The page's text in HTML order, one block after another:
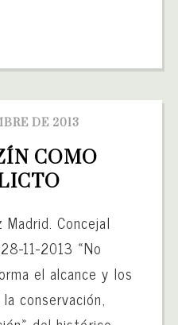
DE 2013
COMO
Concejal
11-2013 «No
el alcance y los
conservación,